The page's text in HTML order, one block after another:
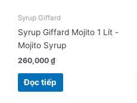
Syrup Giffard
Syrup Giffard Mojito 1 Lít -
Mojito Syrup
260,000 ₫
Đọc tiếp